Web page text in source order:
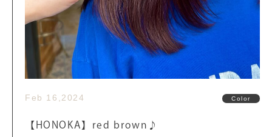
Feb 16,2024 Color
【HONOKA】red brown♪